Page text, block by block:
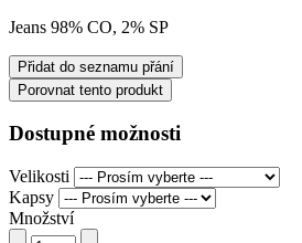
Jeans 98% CO, 2% SP
Přidat do seznamu přání
Porovnat tento produkt
Dostupné možnosti
Velikosti
Kapsy
Množství